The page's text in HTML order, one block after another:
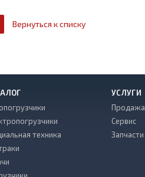
Вернуться к списку
техника
УСЛУГИ
Продажа
Сервис
Запчасти